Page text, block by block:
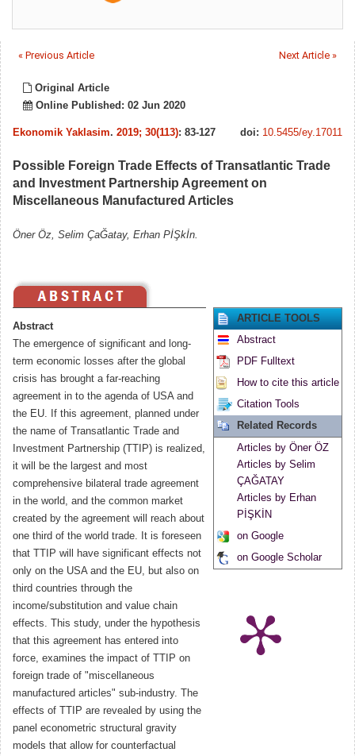
« Previous Article Next Article »
Original Article
Online Published: 02 Jun 2020
Ekonomik Yaklasim. 2019; 30(113): 83-127 doi: 10.5455/ey.17011
Possible Foreign Trade Effects of Transatlantic Trade
and Investment Partnership Agreement on
Miscellaneous Manufactured Articles
Öner Öz, Selim ÇaĞatay, Erhan PİŞkİn.
Abstract
The emergence of significant and long-
term economic losses after the global
crisis has brought a far-reaching
agreement in to the agenda of USA and
the EU. If this agreement, planned under
the name of Transatlantic Trade and
Investment Partnership (TTIP) is realized,
it will be the largest and most
comprehensive bilateral trade agreement
in the world, and the common market
created by the agreement will reach about
one third of the world trade. It is foreseen
that TTIP will have significant effects not
only on the USA and the EU, but also on
third countries through the
income/substitution and value chain
effects. This study, under the hypothesis
that this agreement has entered into
force, examines the impact of TTIP on
foreign trade of "miscellaneous
manufactured articles" sub-industry. The
effects of TTIP are revealed by using the
panel econometric structural gravity
models that allow for counterfactual
ARTICLE TOOLS
Abstract
PDF Fulltext
How to cite this article
Citation Tools
Related Records
Articles by Öner ÖZ
Articles by Selim
ÇAĞATAY
Articles by Erhan
PİŞKİN
on Google
on Google Scholar